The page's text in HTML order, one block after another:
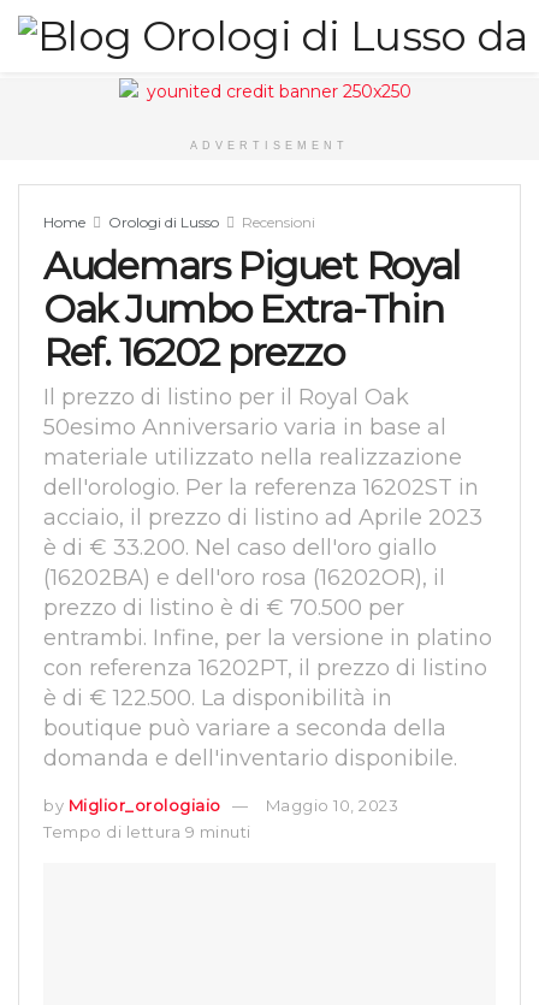
ADVERTISEMENT
Home Orologi di Lusso Recensioni
Audemars Piguet Royal
Oak Jumbo Extra-Thin
Ref. 16202 prezzo
Il prezzo di listino per il Royal Oak
50esimo Anniversario varia in base al
materiale utilizzato nella realizzazione
dell'orologio. Per la referenza 16202ST in
acciaio, il prezzo di listino ad Aprile 2023
è di € 33.200. Nel caso dell'oro giallo
(16202BA) e dell'oro rosa (16202OR), il
prezzo di listino è di € 70.500 per
entrambi. Infine, per la versione in platino
con referenza 16202PT, il prezzo di listino
è di € 122.500. La disponibilità in
boutique può variare a seconda della
domanda e dell'inventario disponibile.
by Miglior_orologiaio
Maggio 10, 2023
Tempo di lettura 9 minuti